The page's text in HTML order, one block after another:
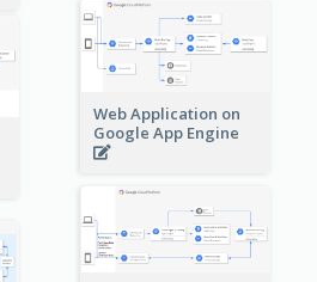
Web Application on
Google App Engine